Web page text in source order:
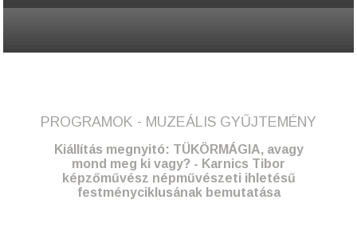
PROGRAMOK - MUZEÁLIS GYŰJTEMÉNY
Kiállítás megnyitó: TÜKÖRMÁGIA, avagy
mond meg ki vagy? - Karnics Tibor
képzőművész népművészeti ihletésű
festményciklusának bemutatása